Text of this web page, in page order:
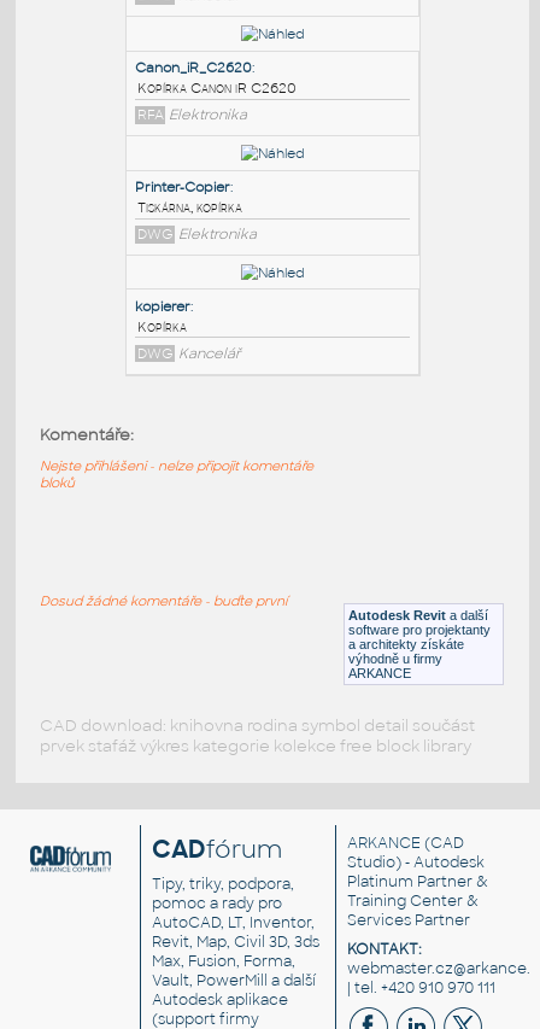
PODOBNÉ BLOKY:
3d fotocopier:
099 - kopírka
DWG Kancelář
Canon_iR_C2620:
Kopírka Canon iR C2620
RFA Elektronika
DWG Elektronika
Autodesk Revit a další
software pro projektanty
a architekty získáte
výhodně u firmy
ARKANCE
Komentáře:
Nejste přihlášeni - nelze připojit komentáře
bloků
Dosud žádné komentáře - buďte první
CAD download: knihovna rodina symbol detail součást
prvek stafáž výkres kategorie kolekce free block library
CADfórum
Tipy, triky, podpora,
pomoc a rady pro
AutoCAD, LT, Inventor,
Revit, Map, Civil 3D, 3ds
Max, Fusion, Forma,
Vault, PowerMill a další
Autodesk aplikace
(support firmy
ARKANCE (CAD
Studio) - Autodesk
Platinum Partner &
Training Center &
Services Partner
KONTAKT:
| tel. +420 910 970 111